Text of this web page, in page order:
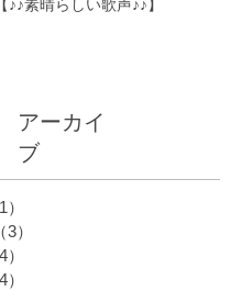
アーカイ
ブ
【♪♪素晴らしい歌声♪♪】
）
（3）
）
）